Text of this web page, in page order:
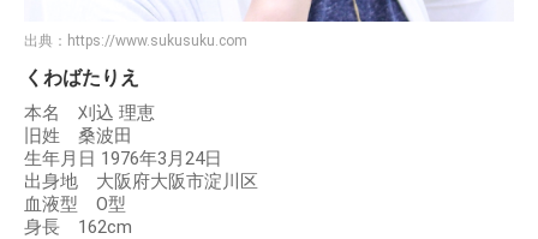
出典： https://www.sukusuku.com
くわばたりえ
本名 刈込 理恵
旧姓 桑波田
生年月日 1976年3月24日
出身地 大阪府大阪市淀川区
血液型 O型
身長 162cm